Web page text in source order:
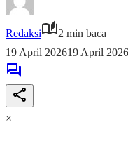
Redaksi
2 min baca
19 April 202619 April 2026
×